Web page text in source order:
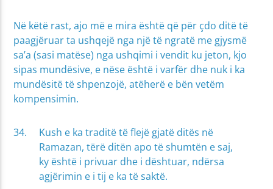
Në këtë rast, ajo më e mira është që për çdo ditë të
paagjëruar ta ushqejë nga një të ngratë me gjysmë
sa’a (sasi matëse) nga ushqimi i vendit ku jeton, kjo
sipas mundësive, e nëse është i varfër dhe nuk i ka
mundësitë të shpenzojë, atëherë e bën vetëm
kompensimin.
Kush e ka traditë të flejë gjatë ditës në
Ramazan, tërë ditën apo të shumtën e saj,
ky është i privuar dhe i dështuar, ndërsa
agjërimin e i tij e ka të saktë.